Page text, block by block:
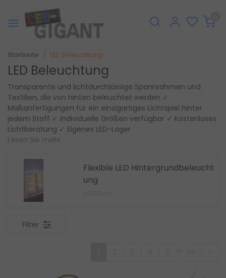
Startseite LED Beleuchtung
LED Beleuchtung
Transparente und lichtdurchlässige Spannrahmen und
Textilien, die von hinten beleuchtet werden ✓
Maßanfertigungen für ein einzigartiges Lichtspiel hinter
jedem Stoff ✓ Individuelle Größen verfügbar ✓ Kostenloses
Lichtberatung ✓ Eigenes LED-Lager
Lesen Sie mehr.
Flexible LED Hintergrundbeleucht
ung
Filter
...